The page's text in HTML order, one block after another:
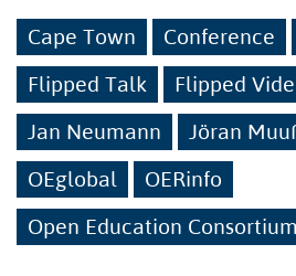
Cape Town Conference
Flipped Talk
Flipped
Jan Neumann
Jöran
OEglobal
OERinfo
Open Education Consortium